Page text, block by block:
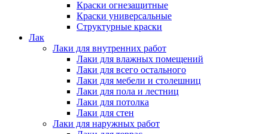
Краски огнезащитные
Краски универсальные
Структурные краски
Лак
Лаки для внутренних работ
Лаки для влажных помещений
Лаки для всего остального
Лаки для мебели и столешниц
Лаки для пола и лестниц
Лаки для потолка
Лаки для стен
Лаки для наружных работ